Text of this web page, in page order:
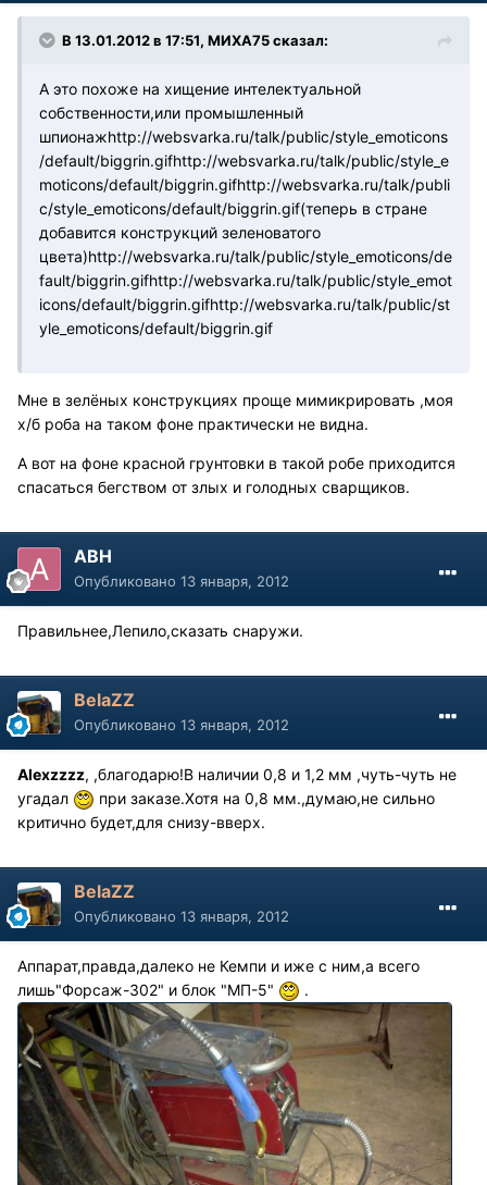
В 13.01.2012 в 17:51, МИХА75 сказал:
А это похоже на хищение интелектуальной
собственности,или промышленный
шпионажhttp://websvarka.ru/talk/public/style_emoticons
/default/biggrin.gifhttp://websvarka.ru/talk/public/style_e
moticons/default/biggrin.gifhttp://websvarka.ru/talk/publi
c/style_emoticons/default/biggrin.gif(теперь в стране
добавится конструкций зеленоватого
цвета)http://websvarka.ru/talk/public/style_emoticons/de
fault/biggrin.gifhttp://websvarka.ru/talk/public/style_emot
icons/default/biggrin.gifhttp://websvarka.ru/talk/public/st
yle_emoticons/default/biggrin.gif
Мне в зелёных конструкциях проще мимикрировать ,моя
х/б роба на таком фоне практически не видна.
А вот на фоне красной грунтовки в такой робе приходится
спасаться бегством от злых и голодных сварщиков.
АВН
Опубликовано 13 января, 2012
Правильнее,Лепило,сказать снаружи.
BelaZZ
Опубликовано 13 января, 2012
Alexzzzz, ,благодарю!В наличии 0,8 и 1,2 мм ,чуть-чуть не
угадал
при заказе.Хотя на 0,8 мм.,думаю,не сильно
критично будет,для снизу-вверх.
BelaZZ
Опубликовано 13 января, 2012
Аппарат,правда,далеко не Кемпи и иже с ним,а всего
лишь"Форсаж-302" и блок "МП-5"
.